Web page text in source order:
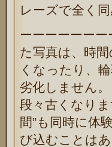
レーズで全く
ーーーーーー
た写真は、時
くなったり、
劣化しません
段々古くなり
間”も同時に体
び込むことはあ